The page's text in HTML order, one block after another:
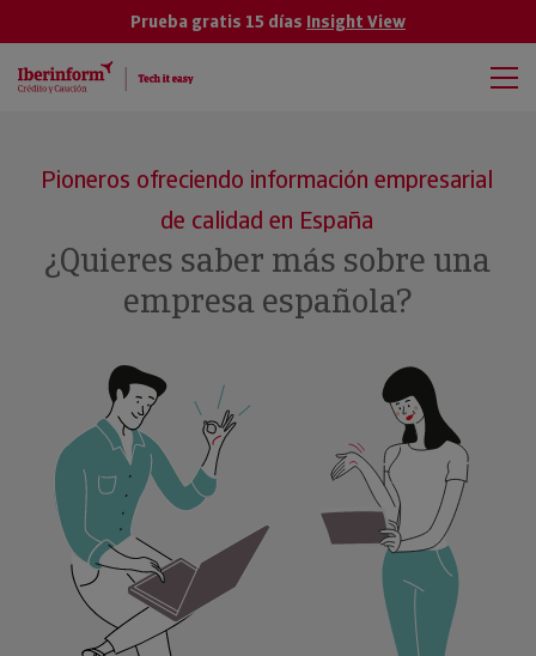
Prueba gratis 15 días Insight View
Pioneros ofreciendo información empresarial
de calidad en España
¿Quieres saber más sobre una
empresa española?